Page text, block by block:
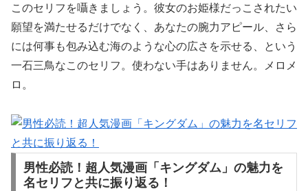
このセリフを囁きましょう。彼女のお姫様だっこされたい
願望を満たせるだけでなく、あなたの腕力アピール、さら
には何事も包み込む海のような心の広さを示せる、という
一石三鳥なこのセリフ。使わない手はありません。メロメ
ロ。
男性必読！超人気漫画「キングダム」の魅力を
名セリフと共に振り返る！